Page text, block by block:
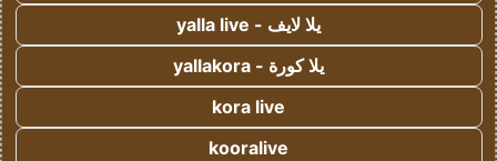
يلا لايف - yalla live
يلا كورة - yallakora
kora live
kooralive